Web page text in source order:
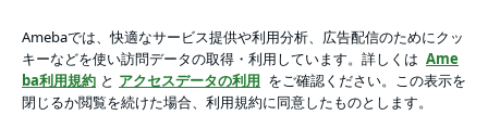
アプリをダウンロードして ブログの更新通知
を受け取りまし
ょう。
開く